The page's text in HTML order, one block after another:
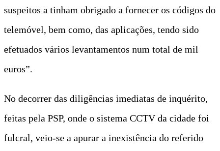
suspeitos a tinham obrigado a fornecer os códigos do
telemóvel, bem como, das aplicações, tendo sido
efetuados vários levantamentos num total de mil
euros”.
No decorrer das diligências imediatas de inquérito,
feitas pela PSP, onde o sistema CCTV da cidade foi
fulcral, veio-se a apurar a inexistência do referido